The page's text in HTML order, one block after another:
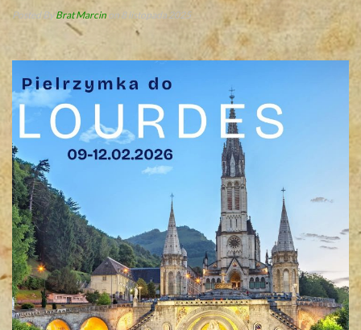
Posted ByBrat Marcin on 8 listopada 2025